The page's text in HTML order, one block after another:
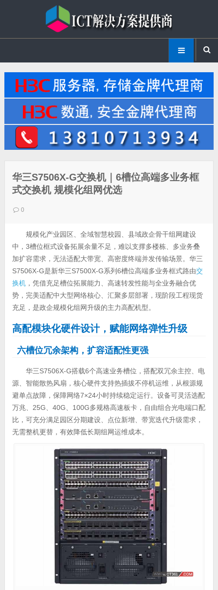
华三S7506X-G交换机｜6槽位高端多业务框
式交换机 规模化组网优选
0
规模化产业园区、全域智慧校园、县域政企骨干组网建设
中，3槽位框式设备拓展余量不足，难以支撑多楼栋、多业务叠
加扩容需求，无法适配大带宽、高密度终端并发传输场景。华三
S7506X-G是新华三S7500X-G系列6槽位高端多业务框式路由交
换机，凭借充足槽位拓展能力、高速转发性能与全业务融合优
势，完美适配中大型网络核心、汇聚多层部署，现阶段工程现货
充足，是政企规模化组网升级的主力高配机型。
高配模块化硬件设计，赋能网络弹性升级
六槽位冗余架构，扩容适配性更强
华三S7506X-G搭载6个高速业务槽位，搭配双冗余主控、电
源、智能散热风扇，核心硬件支持热插拔不停机运维，从根源规
避单点故障，保障网络7×24小时持续稳定运行。设备可灵活选配
万兆、25G、40G、100G多规格高速板卡，自由组合光电端口配
比，可充分满足园区分期建设、点位新增、带宽迭代升级需求，
无需整机更替，有效降低长期组网运维成本。